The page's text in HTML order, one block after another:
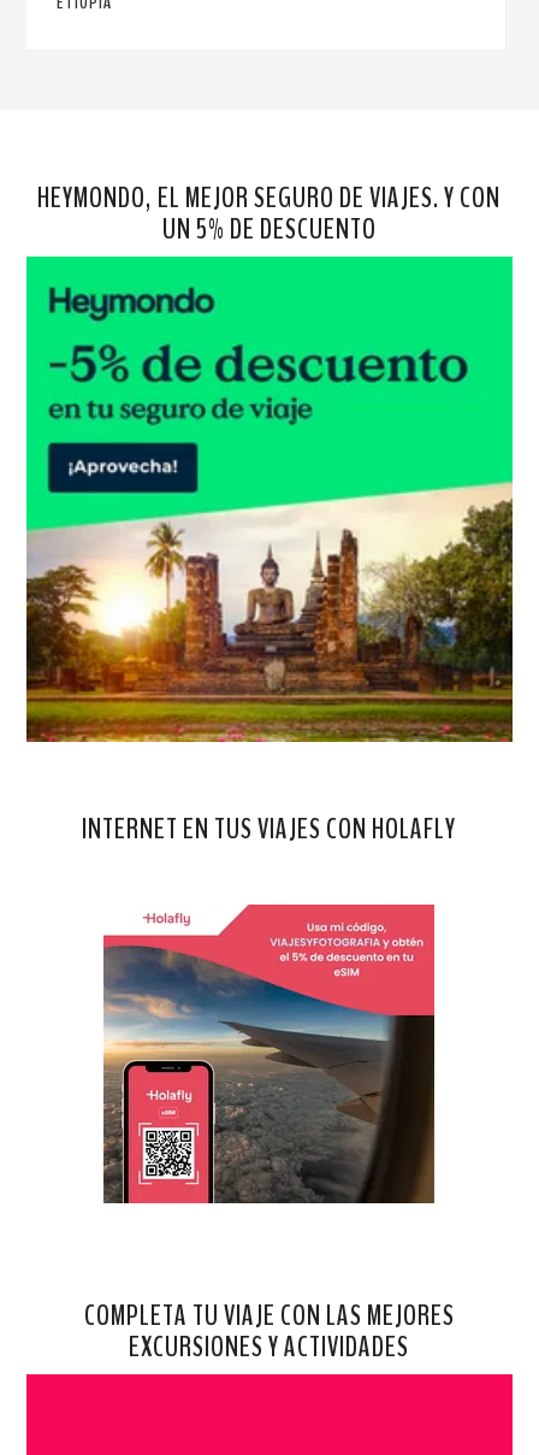
HEYMONDO, EL MEJOR SEGURO DE VIAJES. Y CON
UN 5% DE DESCUENTO
INTERNET EN TUS VIAJES CON HOLAFLY
COMPLETA TU VIAJE CON LAS MEJORES
EXCURSIONES Y ACTIVIDADES